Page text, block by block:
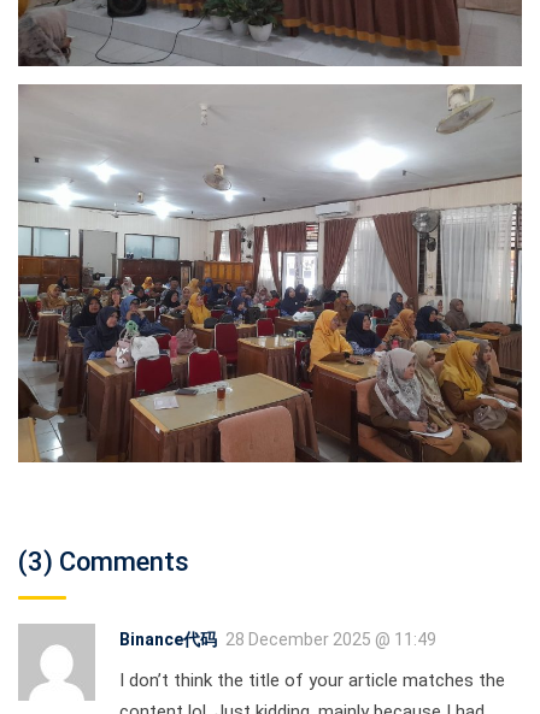
(3) Comments
Binance代码 28 December 2025 @ 11:49
I don’t think the title of your article matches the